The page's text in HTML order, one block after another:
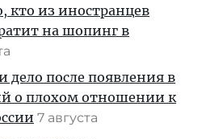
кто из иностранцев
на шопинг в
дело после появления в
о плохом отношении к
7 августа